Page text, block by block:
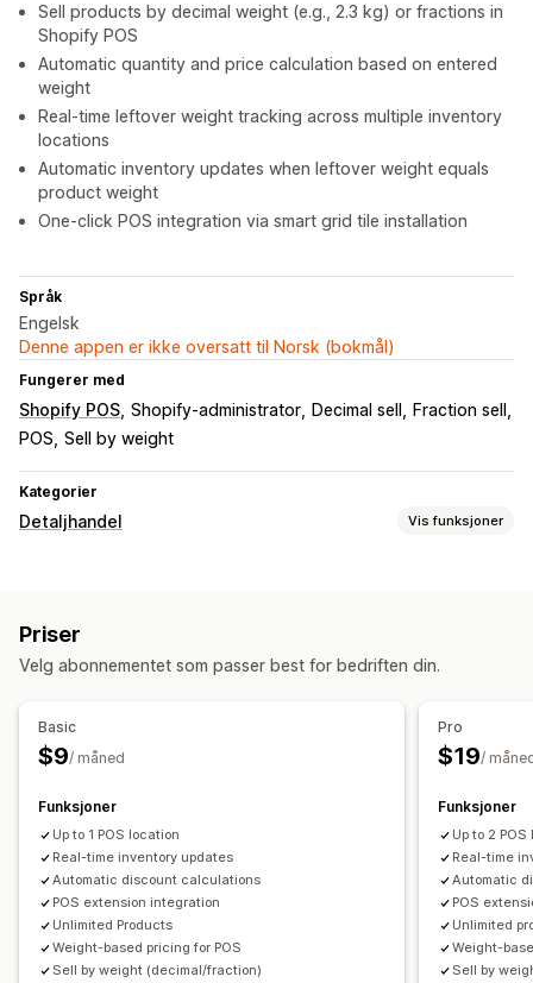
Sell products by decimal weight (e.g., 2.3 kg) or fractions in
Shopify POS
Automatic quantity and price calculation based on entered
weight
Real-time leftover weight tracking across multiple inventory
locations
Automatic inventory updates when leftover weight equals
product weight
One-click POS integration via smart grid tile installation
Språk
Engelsk
Denne appen er ikke oversatt til Norsk (bokmål)
Fungerer med
Shopify POS Shopify-administrator Decimal sell
Fraction sell
POS Sell by weight
Kategorier
Detaljhandel Vis funksjoner
Priser
Velg abonnementet som passer best for bedriften din.
Basic
$9/ måned
Funksjoner
Up to 1 POS location
Real-time inventory updates
Automatic discount calculations
POS extension integration
Unlimited Products
Weight-based pricing for POS
Sell by weight (decimal/fraction)
Pro
$19/
Funksjoner
Up to 2
Real-time
Automatic
POS
Unlimited
Weight-
Sell by